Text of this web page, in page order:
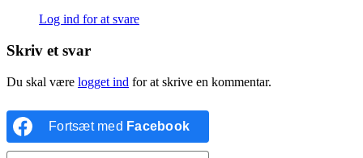
Log ind for at svare
Skriv et svar
Du skal være logget ind for at skrive en kommentar.
Fortsæt med Facebook